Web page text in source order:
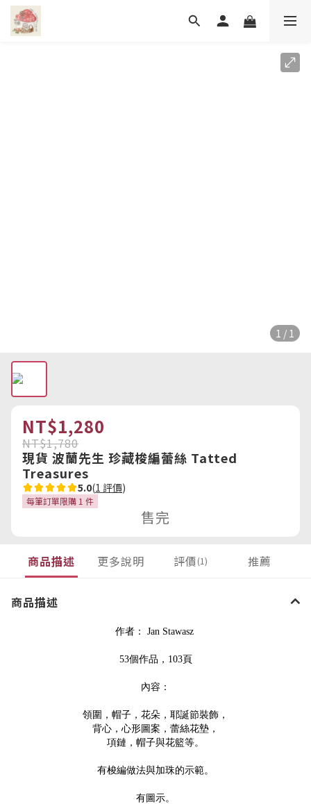
1 / 1
NT$1,280
NT$1,780
現貨 波蘭先生 珍藏梭編蕾絲 Tatted
Treasures
5.0(1 評價)
每筆訂單限購 1 件
售完
商品描述 更多說明 評價(1) 推薦
商品描述
作者： Jan Stawasz
53個作品，103頁
內容：
領圍，帽子，花朵，耶誕節裝飾，
背心，心形圖案，蕾絲花墊，
項鏈，帽子與花籃等。
有梭編做法與加珠的示範。
有圖示。